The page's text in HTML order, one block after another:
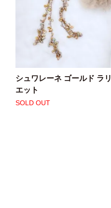
シュワレーネ ゴールド ラリ
エット
SOLD OUT